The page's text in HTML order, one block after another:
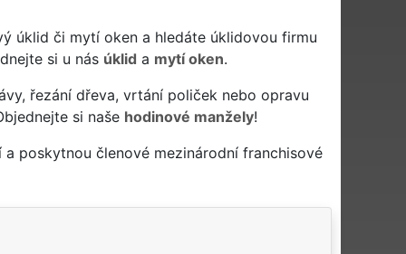
úklid či mytí oken a hledáte úklidovou firmu
si u nás úklid a mytí oken.
řezání dřeva, vrtání poliček nebo opravu
si naše hodinové manžely!
poskytnou členové mezinárodní franchisové